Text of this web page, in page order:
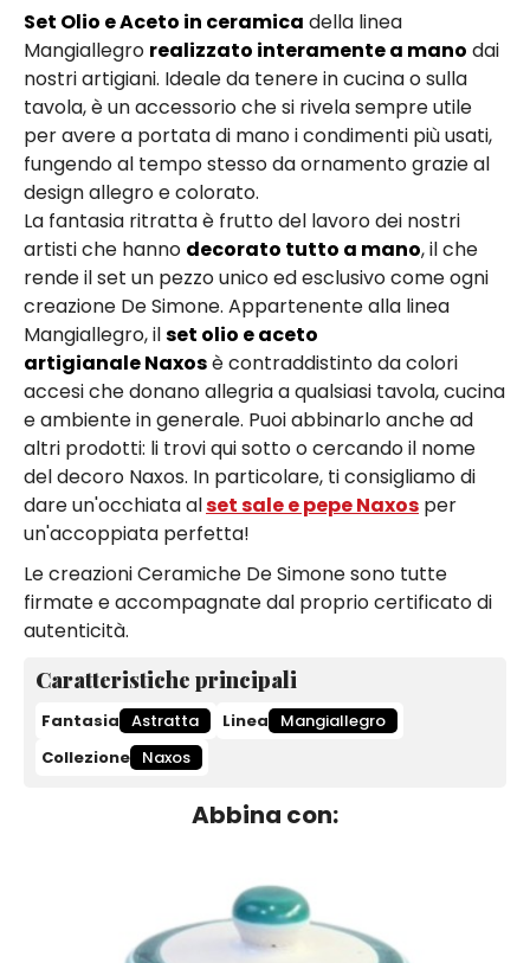
Set Olio e Aceto in ceramica della linea
Mangiallegro realizzato interamente a mano dai
nostri artigiani. Ideale da tenere in cucina o sulla
tavola, è un accessorio che si rivela sempre utile
per avere a portata di mano i condimenti più usati,
fungendo al tempo stesso da ornamento grazie al
design allegro e colorato.
La fantasia ritratta è frutto del lavoro dei nostri
artisti che hanno decorato tutto a mano, il che
rende il set un pezzo unico ed esclusivo come ogni
creazione De Simone. Appartenente alla linea
Mangiallegro, ilset olio e aceto
artigianale Naxosè contraddistinto da colori
accesi che donano allegria a qualsiasi tavola, cucina
e ambiente in generale. Puoi abbinarlo anche ad
altri prodotti: li trovi qui sotto o cercando il nome
del decoro Naxos. In particolare, ti consigliamo di
dare un'occhiata alset sale e pepe Naxos per
un'accoppiata perfetta!
Le creazioni Ceramiche De Simone sono tutte
firmate e accompagnate dal proprio certificato di
autenticità.
Caratteristiche principali
Fantasia Astratta Linea
Mangiallegro
Collezione Naxos
Abbina con: